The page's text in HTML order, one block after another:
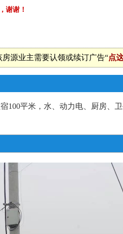
谢谢！
房源业主需要认领或续订广告“点
100平米，水、动力电、厨房、